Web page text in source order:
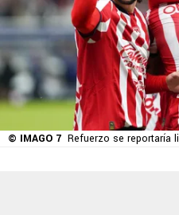
© IMAGO 7 Refuerzo se reportaría